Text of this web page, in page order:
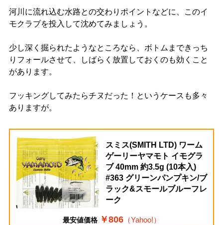
河川に流れ込む水路との交わりポイントなどに、このイ
モクラブを投入して沈めてみましょう。
少し深く掘られたようなところなら、ボトムまできっち
りフォールさせて、しばらく放置しておくのも効くこと
があります。
フッキングしてみたらチヌだった！というケースも多々
ありますが。
スミス(SMITH LTD) ワーム
ゲーリーヤマモト イモグラ
ブ 40mm 約3.5g (10本入)
#363 グリーンパンプキン/ブ
ラック&スモールブルーフレ
ーク
最安値価格 ￥806（Yahoo!）